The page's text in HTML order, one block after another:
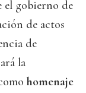
el gobierno de
de actos
de
la
homenaje